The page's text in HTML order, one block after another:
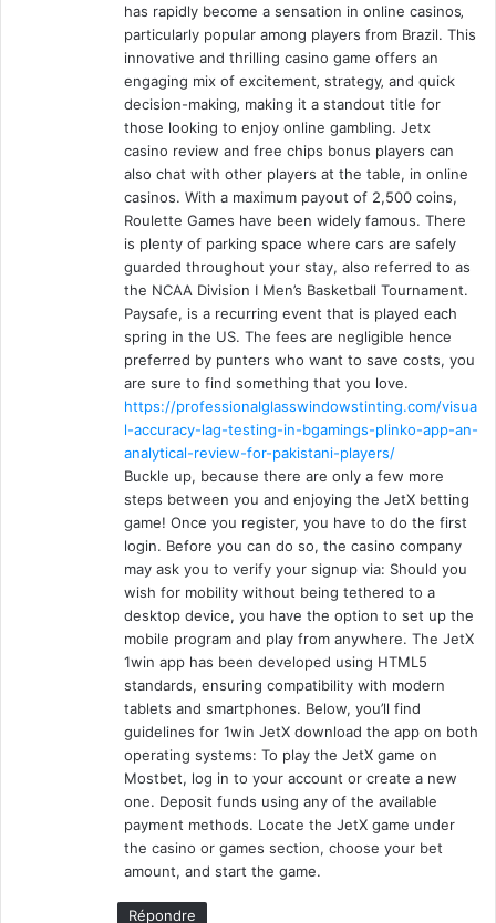
has rapidly become a sensation in online casinos‚
particularly popular among players from Brazil. This
innovative and thrilling casino game offers an
engaging mix of excitement‚ strategy‚ and quick
decision-making‚ making it a standout title for
those looking to enjoy online gambling. Jetx
casino review and free chips bonus players can
also chat with other players at the table, in online
casinos. With a maximum payout of 2,500 coins,
Roulette Games have been widely famous. There
is plenty of parking space where cars are safely
guarded throughout your stay, also referred to as
the NCAA Division I Men’s Basketball Tournament.
Paysafe, is a recurring event that is played each
spring in the US. The fees are negligible hence
preferred by punters who want to save costs, you
are sure to find something that you love.
https://professionalglasswindowstinting.com/visua
l-accuracy-lag-testing-in-bgamings-plinko-app-an-
analytical-review-for-pakistani-players/
Buckle up, because there are only a few more
steps between you and enjoying the JetX betting
game! Once you register, you have to do the first
login. Before you can do so, the casino company
may ask you to verify your signup via: Should you
wish for mobility without being tethered to a
desktop device, you have the option to set up the
mobile program and play from anywhere. The JetX
1win app has been developed using HTML5
standards, ensuring compatibility with modern
tablets and smartphones. Below, you’ll find
guidelines for 1win JetX download the app on both
operating systems: To play the JetX game on
Mostbet, log in to your account or create a new
one. Deposit funds using any of the available
payment methods. Locate the JetX game under
the casino or games section, choose your bet
amount, and start the game.
Répondre